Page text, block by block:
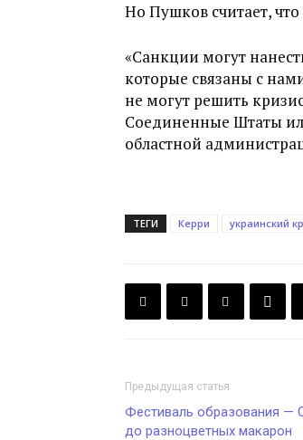
Но Пушков считает,
«Санкции могут
которые связаны с
не могут решить
Соединенные Штаты
областной
ТЕГИ Керри украинский
Предыдущая статья
Фестиваль образования —
до разноцветных макарон